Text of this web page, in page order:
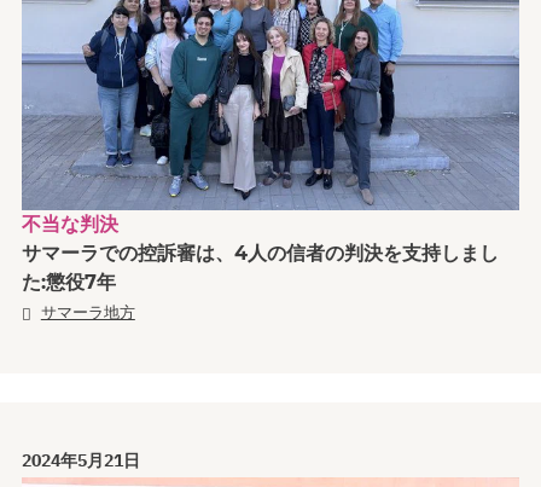
不当な判決
サマーラでの控訴審は、4人の信者の判決を支持しまし
た:懲役7年
サマーラ地方
2024年5月21日